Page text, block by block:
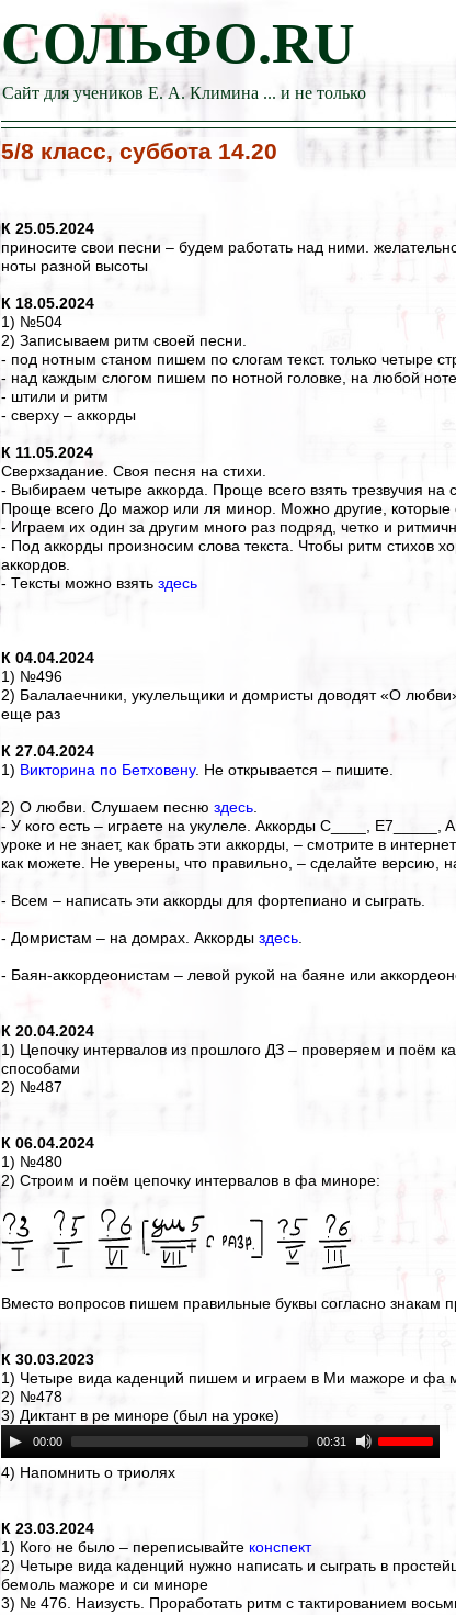
СОЛЬФО.RU
Сайт для учеников Е. А. Климина ... и не только
5/8 класс, суббота 14.20
К 25.05.2024
приносите свои песни – будем работать над ними.
ноты разной высоты
К 18.05.2024
1) №504
2) Записываем ритм своей песни.
- под нотным станом пишем по слогам текст. только четыре
- над каждым слогом пишем по нотной головке, на любой ноте
- штили и ритм
- сверху – аккорды
К 11.05.2024
Сверхзадание. Своя песня на стихи.
- Выбираем четыре аккорда. Проще всего взять трезвучия на
Проще всего До мажор или ля минор. Можно другие, которые
- Играем их один за другим много раз подряд, четко и
- Под аккорды произносим слова текста. Чтобы ритм стихов
аккордов.
- Тексты можно взять здесь
К 04.04.2024
1) №496
2) Балалаечники, укулельщики и домристы доводят «О
еще раз
К 27.04.2024
1) Викторина по Бетховену. Не открывается – пишите.
2) О любви. Слушаем песню здесь
- У кого есть – играете на укулеле. Аккорды С____, E7_____,
уроке и не знает, как брать эти аккорды, – смотрите в
как можете. Не уверены, что правильно, – сделайте версию,
- Всем – написать эти аккорды для фортепиано и сыграть.
- Домристам – на домрах. Аккорды здесь
- Баян-аккордеонистам – левой рукой на баяне или
К 20.04.2024
1) Цепочку интервалов из прошлого ДЗ – проверяем и поём
способами
2) №487
К 06.04.2024
1) №480
2) Строим и поём цепочку интервалов в фа миноре:
Вместо вопросов пишем правильные буквы согласно знакам
К 30.03.2023
1) Четыре вида каденций пишем и играем в Ми мажоре и фа
2) №478
3) Диктант в ре миноре (был на уроке)
00:00 00:31
4) Напомнить о триолях
К 23.03.2024
1) Кого не было – переписывайте конспект
2) Четыре вида каденций нужно написать и сыграть в
бемоль мажоре и си миноре
3) № 476. Наизусть. Проработать ритм с тактированием